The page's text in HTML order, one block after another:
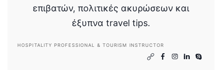
επιβατών, πολιτικές ακυρώσεων και
έξυπνα travel tips.
HOSPITALITY PROFESSIONAL & TOURISM INSTRUCTOR